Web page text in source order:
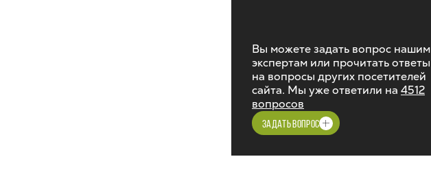
Вы можете задать вопрос нашим
экспертам или прочитать ответы
на вопросы других посетителей
сайта. Мы уже ответили на 4512
вопросов
ЗАДАТЬ ВОПРОС